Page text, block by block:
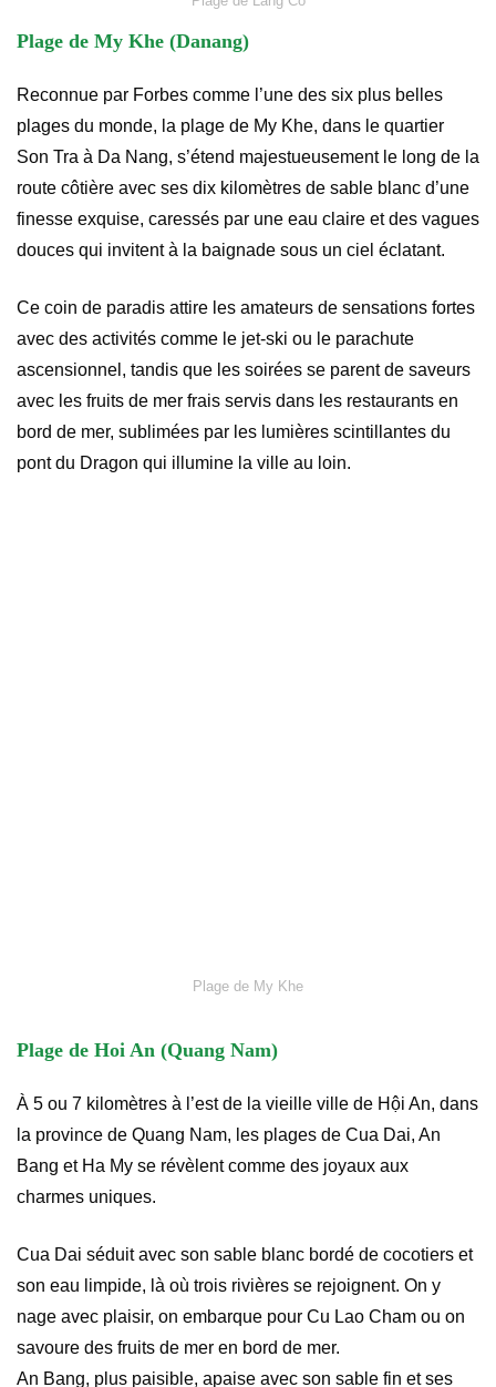
Plage de My Khe (Danang)
Reconnue par Forbes comme l’une des six plus belles
plages du monde, la plage de My Khe, dans le quartier
Son Tra à Da Nang, s’étend majestueusement le long de la
route côtière avec ses dix kilomètres de sable blanc d’une
finesse exquise, caressés par une eau claire et des vagues
douces qui invitent à la baignade sous un ciel éclatant.
Ce coin de paradis attire les amateurs de sensations fortes
avec des activités comme le jet-ski ou le parachute
ascensionnel, tandis que les soirées se parent de saveurs
avec les fruits de mer frais servis dans les restaurants en
bord de mer, sublimées par les lumières scintillantes du
pont du Dragon qui illumine la ville au loin.
Plage de My Khe
Plage de Hoi An (Quang Nam)
À 5 ou 7 kilomètres à l’est de la vieille ville de Hội An, dans
la province de Quang Nam, les plages de Cua Dai, An
Bang et Ha My se révèlent comme des joyaux aux
charmes uniques.
Cua Dai séduit avec son sable blanc bordé de cocotiers et
son eau limpide, là où trois rivières se rejoignent. On y
nage avec plaisir, on embarque pour Cu Lao Cham ou on
savoure des fruits de mer en bord de mer.
An Bang, plus paisible, apaise avec son sable fin et ses